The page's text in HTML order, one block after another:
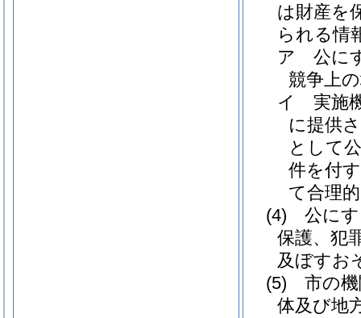
は財産を
られる情
ア
公に
競争上
イ
実施
に提供
として
件を付
て合理
(4)
公に
保護、犯
及ぼすお
(5)
市の
体及び地